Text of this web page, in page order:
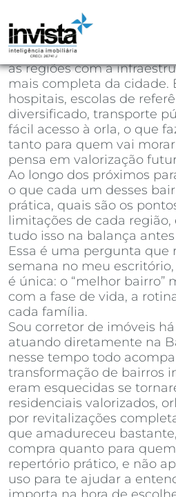
Santos comprar seu
resposta direta é:
Embaré, Aparecida e
as regiões com a
mais completa da cidade.
hospitais, escolas de
diversificado, transporte
fácil acesso à orla, o que
tanto para quem vai
pensa em valorização
Ao longo dos próximos
o que cada um desses
prática, quais são os
limitações de cada região,
tudo isso na balança
Essa é uma pergunta que
semana no meu
é única: o “melhor bairro”
com a fase de vida, a
cada família.
Sou corretor de imóveis
atuando diretamente na
nesse tempo todo
transformação de bairros
eram esquecidas se
residenciais valorizados,
por revitalizações
que amadureceu
compra quanto para
repertório prático, e não
uso para te ajudar a